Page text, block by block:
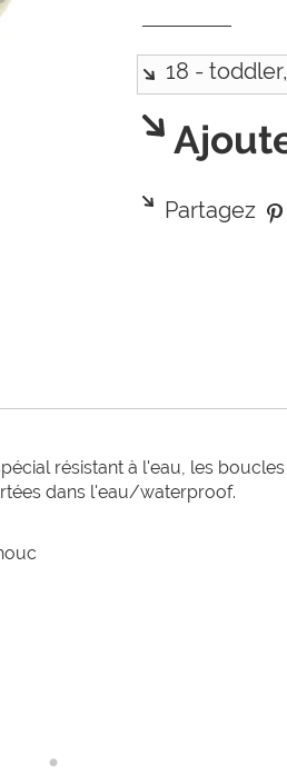
Partagez
résistant à l'eau, les
dans l'eau/waterproof.